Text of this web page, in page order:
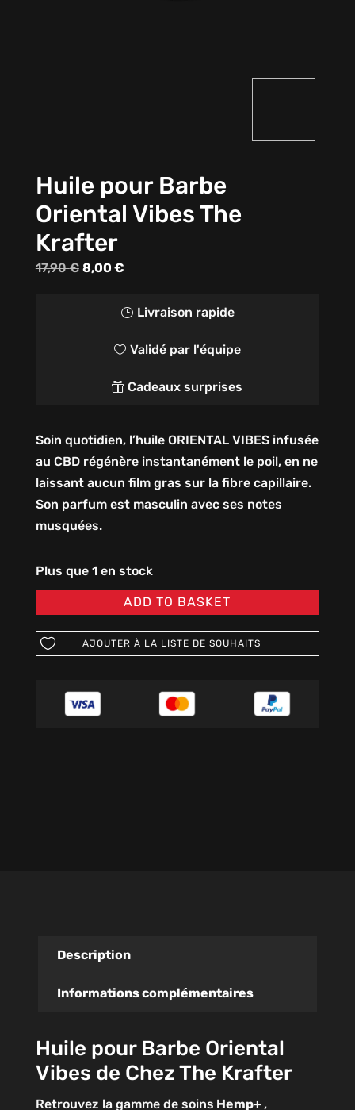
Huile pour Barbe
Oriental Vibes The
Krafter
17,90€ Le
17,90 €.
8,00 €Le
actuel
8,00 €.
} Livraison rapide
 Validé par l'équipe
 Cadeaux surprises
Soin quotidien, l’huile ORIENTAL VIBES infusée
au CBD régénère instantanément le poil, en ne
laissant aucun film gras sur la fibre capillaire.
Son parfum est masculin avec ses notes
musquées.
Plus que 1 en stock
ADD TO BASKET
AJOUTER À LA LISTE DE SOUHAITS
Description
Informations complémentaires
Huile pour Barbe Oriental
Vibes de Chez The Krafter
Retrouvez la gamme de soins Hemp+ ,